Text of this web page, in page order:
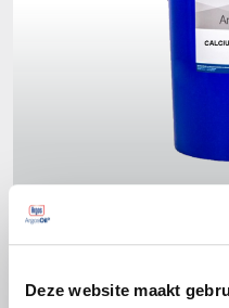
Deze website maakt